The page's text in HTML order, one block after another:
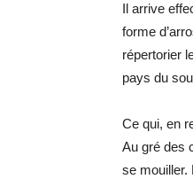
Il arrive
forme
répertorier
pays du
Ce qui, en
Au gré des
se mouiller.